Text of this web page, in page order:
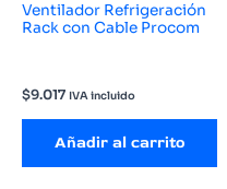
Ventilador Refrigeración
Rack con Cable Procom
$9.017 IVA incluido
Añadir al carrito